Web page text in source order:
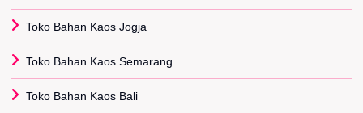
Toko Bahan Kaos Jogja
Toko Bahan Kaos Semarang
Toko Bahan Kaos Bali